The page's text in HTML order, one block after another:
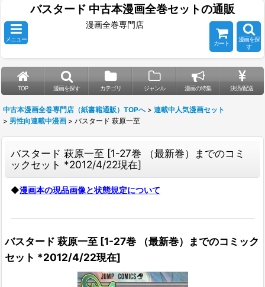
バスタード 中古本漫画全巻セットの通販
メニュー
漫画全巻専門店
カート
漫画を探
す
TOP 漫画を探す カテゴリ ジャンル 漫画の特集 決済/配送
中古本漫画全巻専門店（紙書籍通販）TOPへ > 連載中人気漫画セット
> 男性向連載中漫画 > バスタード 萩原一至
バスタード 萩原一至 [1-27巻 （最新巻）までのコミ
ックセット *2012/4/22現在]
◆漫画本の現品画像と状態規定について
バスタード 萩原一至 [1-27巻 （最新巻）までのコミック
セット *2012/4/22現在]